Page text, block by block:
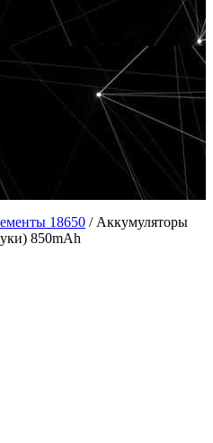
18650 / Аккумуляторы
850mAh